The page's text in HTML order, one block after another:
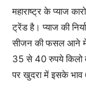
महाराष्ट्र के प्याज
ट्रेंड है। प्याज की
सीजन की फसल आने में
35 से 40 रुपये किलो
पर खुदरा में इसके